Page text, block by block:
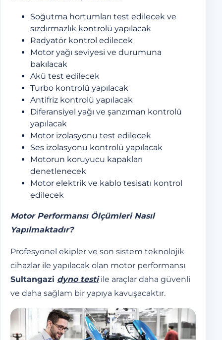
Soğutma hortumları test edilecek ve
sızdırmazlık kontrolü yapılacak
Radyatör kontrol edilecek
Motor yağı seviyesi ve durumuna
bakılacak
Akü test edilecek
Turbo kontrolü yapılacak
Antifriz kontrolü yapılacak
Diferansiyel yağı ve şanzıman kontrolü
yapılacak
Motor izolasyonu test edilecek
Ses izolasyonu kontrolü yapılacak
Motorun koruyucu kapakları
denetlenecek
Motor elektrik ve kablo tesisatı kontrol
edilecek
Motor Performansı Ölçümleri Nasıl
Yapılmaktadır?
Profesyonel ekipler ve son sistem teknolojik
cihazlar ile yapılacak olan motor performansı
Sultangazi dyno testiile araçlar daha güvenli
ve daha sağlam bir yapıya kavuşacaktır.